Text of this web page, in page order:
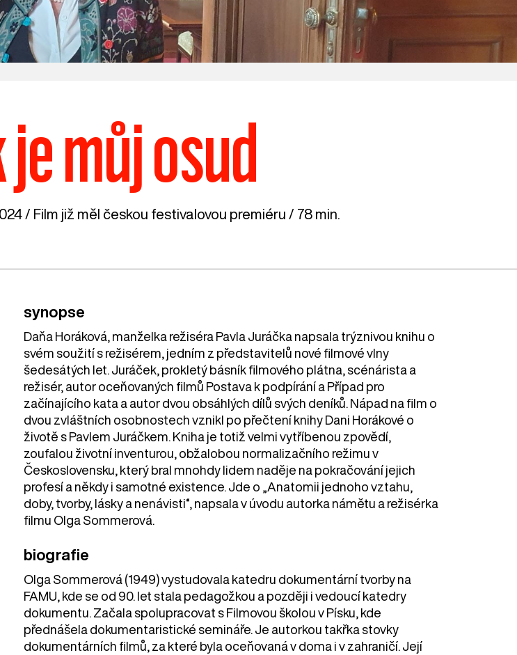
můj osud
/ Film již měl českou festivalovou premiéru / 78 min.
synopse
Daňa Horáková, manželka režiséra Pavla Juráčka napsala trýznivou knihu o
svém soužití s režisérem, jedním z představitelů nové filmové vlny
šedesátých let. Juráček, prokletý básník filmového plátna, scénárista a
režisér, autor oceňovaných filmů Postava k podpírání a Případ pro
začínajícího kata a autor dvou obsáhlých dílů svých deníků. Nápad na film o
dvou zvláštních osobnostech vznikl po přečtení knihy Dani Horákové o
životě s Pavlem Juráčkem. Kniha je totiž velmi vytříbenou zpovědí,
zoufalou životní inventurou, obžalobou normalizačního režimu v
Československu, který bral mnohdy lidem naděje na pokračování jejich
profesí a někdy i samotné existence. Jde o „Anatomii jednoho vztahu,
doby, tvorby, lásky a nenávisti“, napsala v úvodu autorka námětu a režisérka
filmu Olga Sommerová.
biografie
Olga Sommerová (1949) vystudovala katedru dokumentární tvorby na
FAMU, kde se od 90. let stala pedagožkou a později i vedoucí katedry
dokumentu. Začala spolupracovat s Filmovou školou v Písku, kde
přednášela dokumentaristické semináře. Je autorkou takřka stovky
dokumentárních filmů, za které byla oceňovaná v doma i v zahraničí. Její